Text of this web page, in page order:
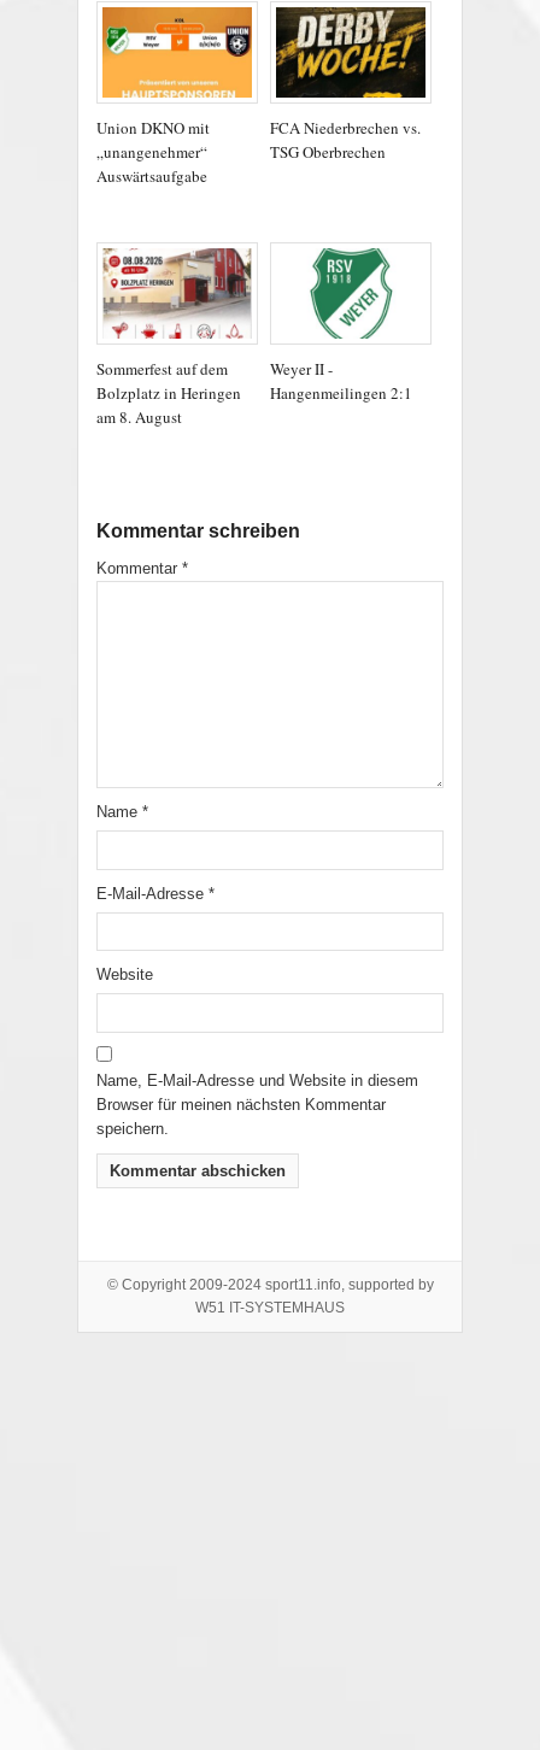
Union DKNO mit
„unangenehmer“
Auswärtsaufgabe
FCA Niederbrechen vs.
TSG Oberbrechen
Sommerfest auf dem
Bolzplatz in Heringen
am 8. August
Weyer II -
Hangenmeilingen 2:1
Kommentar schreiben
Kommentar *
Name *
E-Mail-Adresse *
Website
Name, E-Mail-Adresse und Website in diesem
Browser für meinen nächsten Kommentar
speichern.
© Copyright 2009-2024 sport11.info, supported by
W51 IT-SYSTEMHAUS